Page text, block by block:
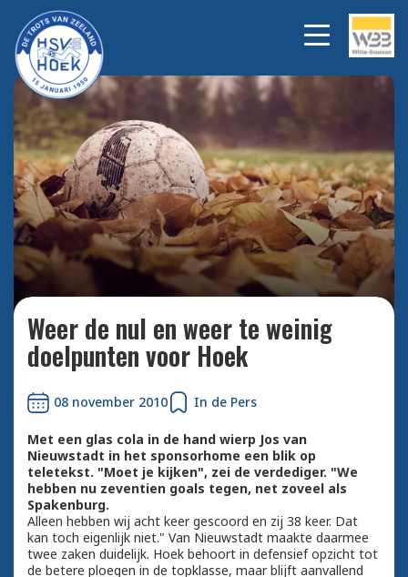
Bekijk alle foto's
Weer de nul en weer te weinig
doelpunten voor Hoek
08 november 2010 In de Pers
Met een glas cola in de hand wierp Jos van
Nieuwstadt in het sponsorhome een blik op
teletekst. "Moet je kijken", zei de verdediger. "We
hebben nu zeventien goals tegen, net zoveel als
Spakenburg.
Alleen hebben wij acht keer gescoord en zij 38 keer. Dat
kan toch eigenlijk niet." Van Nieuwstadt maakte daarmee
twee zaken duidelijk. Hoek behoort in defensief opzicht tot
de betere ploegen in de topklasse, maar blijft aanvallend